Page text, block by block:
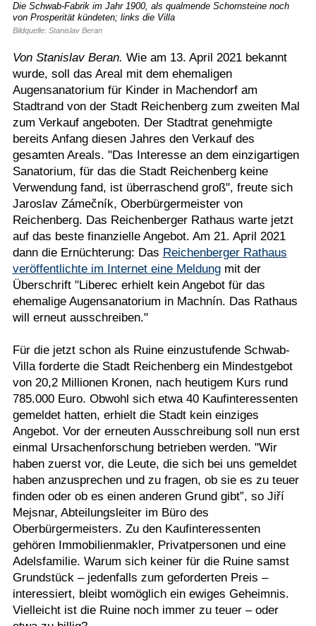
Die Schwab-Fabrik im Jahr 1900, als qualmende Schornsteine noch
von Prosperität kündeten; links die Villa
Bildquelle: Stanislav Beran
Von Stanislav Beran. Wie am 13. April 2021 bekannt
wurde, soll das Areal mit dem ehemaligen
Augensanatorium für Kinder in Machendorf am
Stadtrand von der Stadt Reichenberg zum zweiten Mal
zum Verkauf angeboten. Der Stadtrat genehmigte
bereits Anfang diesen Jahres den Verkauf des
gesamten Areals. "Das Interesse an dem einzigartigen
Sanatorium, für das die Stadt Reichenberg keine
Verwendung fand, ist überraschend groß", freute sich
Jaroslav Zámečník, Oberbürgermeister von
Reichenberg. Das Reichenberger Rathaus warte jetzt
auf das beste finanzielle Angebot. Am 21. April 2021
dann die Ernüchterung: Das Reichenberger Rathaus
veröffentlichte im Internet eine Meldungmit der
Überschrift "Liberec erhielt kein Angebot für das
ehemalige Augensanatorium in Machnín. Das Rathaus
will erneut ausschreiben."
Für die jetzt schon als Ruine einzustufende Schwab-
Villa forderte die Stadt Reichenberg ein Mindestgebot
von 20,2 Millionen Kronen, nach heutigem Kurs rund
785.000 Euro. Obwohl sich etwa 40 Kaufinteressenten
gemeldet hatten, erhielt die Stadt kein einziges
Angebot. Vor der erneuten Ausschreibung soll nun erst
einmal Ursachenforschung betrieben werden. "Wir
haben zuerst vor, die Leute, die sich bei uns gemeldet
haben anzusprechen und zu fragen, ob sie es zu teuer
finden oder ob es einen anderen Grund gibt”, so Jiří
Mejsnar, Abteilungsleiter im Büro des
Oberbürgermeisters. Zu den Kaufinteressenten
gehören Immobilienmakler, Privatpersonen und eine
Adelsfamilie. Warum sich keiner für die Ruine samst
Grundstück – jedenfalls zum geforderten Preis –
interessiert, bleibt womöglich ein ewiges Geheimnis.
Vielleicht ist die Ruine noch immer zu teuer – oder